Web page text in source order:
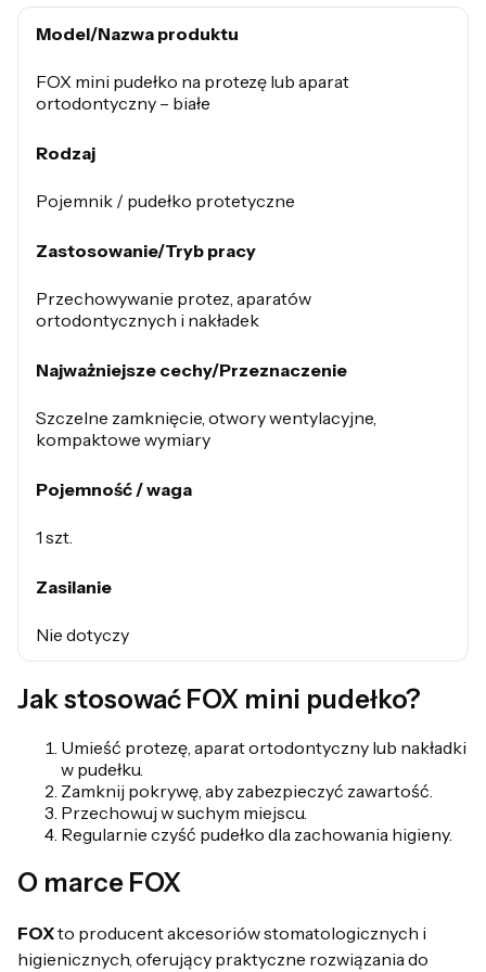
Model/Nazwa produktu
FOX mini pudełko na protezę lub aparat
ortodontyczny – białe
Rodzaj
Pojemnik / pudełko protetyczne
Zastosowanie/Tryb pracy
Przechowywanie protez, aparatów
ortodontycznych i nakładek
Najważniejsze cechy/Przeznaczenie
Szczelne zamknięcie, otwory wentylacyjne,
kompaktowe wymiary
Pojemność / waga
1 szt.
Zasilanie
Nie dotyczy
Jak stosować FOX mini pudełko?
Umieść protezę, aparat ortodontyczny lub nakładki
w pudełku.
Zamknij pokrywę, aby zabezpieczyć zawartość.
Przechowuj w suchym miejscu.
Regularnie czyść pudełko dla zachowania higieny.
O marce FOX
FOXto producent akcesoriów stomatologicznych i
higienicznych, oferujący praktyczne rozwiązania do